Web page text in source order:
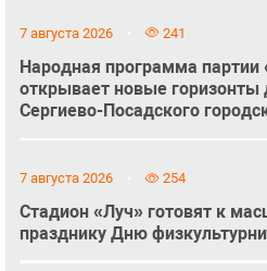
7 августа 2026 241
Народная программа партии
открывает новые горизонты
Сергиево-Посадского
7 августа 2026 254
Стадион «Луч» готовят к
празднику Дню